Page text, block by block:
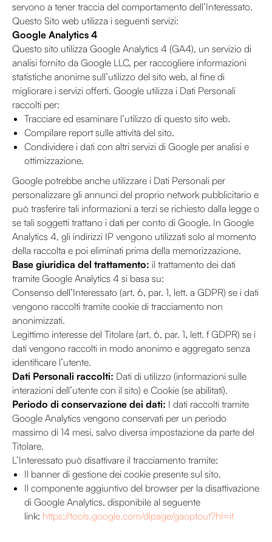
servono a tener traccia del comportamento dell’Interessato.
Questo Sito web utilizza i seguenti servizi:
Google Analytics 4
Questo sito utilizza Google Analytics 4 (GA4), un servizio di
analisi fornito da Google LLC, per raccogliere informazioni
statistiche anonime sull’utilizzo del sito web, al fine di
migliorare i servizi offerti. Google utilizza i Dati Personali
raccolti per:
Tracciare ed esaminare l’utilizzo di questo sito web.
Compilare report sulle attività del sito.
Condividere i dati con altri servizi di Google per analisi e
ottimizzazione.
Google potrebbe anche utilizzare i Dati Personali per
personalizzare gli annunci del proprio network pubblicitario e
può trasferire tali informazioni a terzi se richiesto dalla legge o
se tali soggetti trattano i dati per conto di Google. In Google
Analytics 4, gli indirizzi IP vengono utilizzati solo al momento
della raccolta e poi eliminati prima della memorizzazione.
Base giuridica del trattamento: il trattamento dei dati
tramite Google Analytics 4 si basa su:
Consenso dell’Interessato (art. 6, par. 1, lett. a GDPR) se i dati
vengono raccolti tramite cookie di tracciamento non
anonimizzati.
Legittimo interesse del Titolare (art. 6, par. 1, lett. f GDPR) se i
dati vengono raccolti in modo anonimo e aggregato senza
identificare l’utente.
Dati Personali raccolti: Dati di utilizzo (informazioni sulle
interazioni dell’utente con il sito) e Cookie (se abilitati).
Periodo di conservazione dei dati: I dati raccolti tramite
Google Analytics vengono conservati per un periodo
massimo di 14 mesi, salvo diversa impostazione da parte del
Titolare.
L’Interessato può disattivare il tracciamento tramite:
Il banner di gestione dei cookie presente sul sito.
Il componente aggiuntivo del browser per la disattivazione
di Google Analytics, disponibile al seguente
link: https://tools.google.com/dlpage/gaoptout?hl=it